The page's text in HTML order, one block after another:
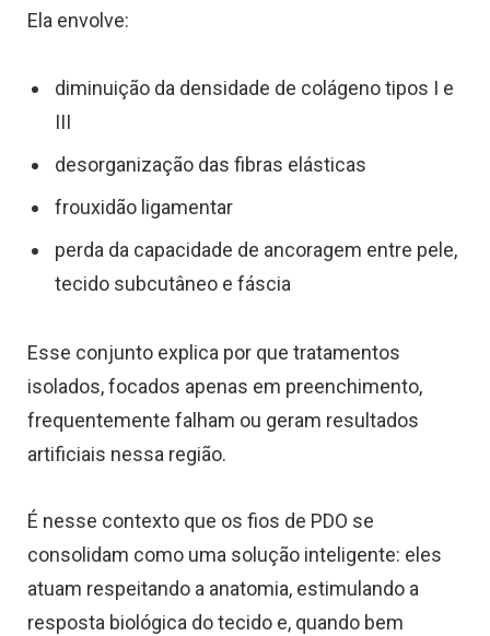
Ela envolve:
diminuição da densidade de colágeno tipos I e
III
desorganização das fibras elásticas
frouxidão ligamentar
perda da capacidade de ancoragem entre pele,
tecido subcutâneo e fáscia
Esse conjunto explica por que tratamentos
isolados, focados apenas em preenchimento,
frequentemente falham ou geram resultados
artificiais nessa região.
É nesse contexto que os fios de PDO se
consolidam como uma solução inteligente: eles
atuam respeitando a anatomia, estimulando a
resposta biológica do tecido e, quando bem